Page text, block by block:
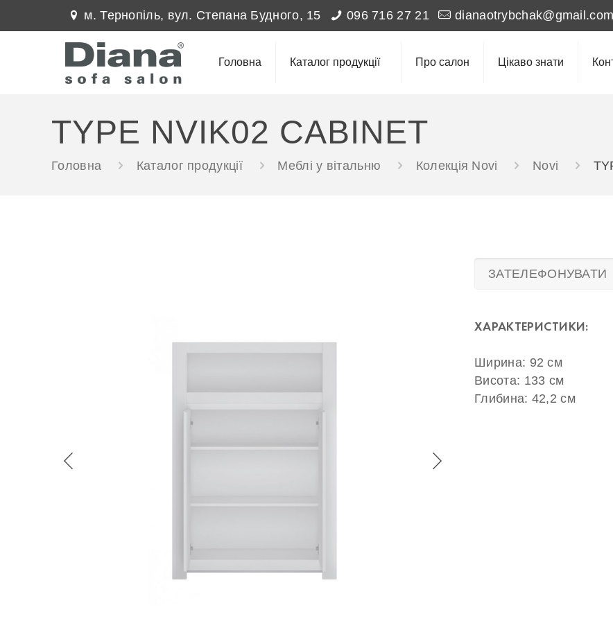
м. Тернопіль, вул. Степана Будного, 15 096 716 27 21 dianaotrybchak@gmail.com
Головна Каталог продукції Про салон Цікаво знати
TYPE NVIK02 CABINET
Головна Каталог продукції Меблі у вітальню Колекція Novi Novi
ЗАТЕЛЕФОНУВАТИ
ХАРАКТЕРИСТИКИ:
Ширина: 92 см
Висота: 133 см
Глибина: 42,2 см